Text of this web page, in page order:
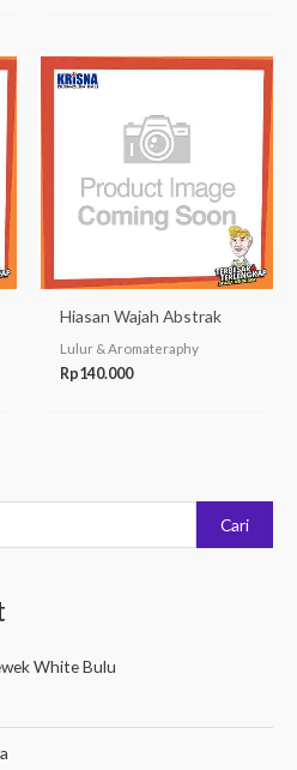
Cari
White Bulu
Hiasan Wajah Abstrak
Lulur & Aromateraphy
Rp140.000